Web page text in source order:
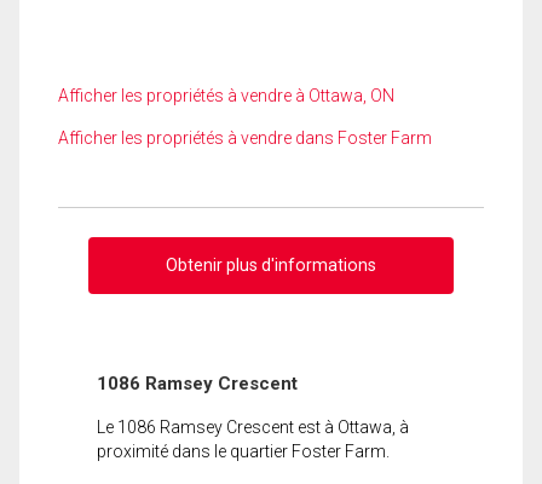
Afficher les propriétés à vendre à Ottawa, ON
Afficher les propriétés à vendre dans Foster Farm
Obtenir plus d'informations
1086 Ramsey Crescent
Le 1086 Ramsey Crescent est à Ottawa, à
proximité dans le quartier Foster Farm.